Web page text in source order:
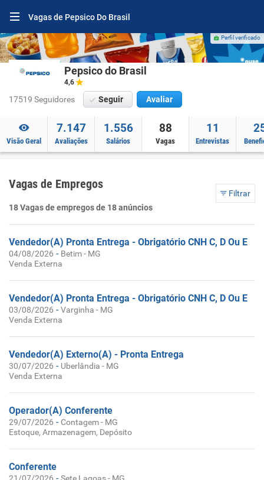
Vagas de Pepsico Do Brasil
Perfil verificado
Pepsico do Brasil
4,6
17519 Seguidores Seguir Avaliar
Visão Geral
7.147
Avaliações
1.556
Salários
88
Vagas
11
Entrevistas
Vagas de Empregos
Filtrar
18 Vagas de empregos de 18 anúncios
Vendedor(A) Pronta Entrega - Obrigatório CNH C, D Ou E
04/08/2026 - Betim - MG
Venda Externa
Vendedor(A) Pronta Entrega - Obrigatório CNH C, D Ou E
03/08/2026 -Varginha - MG
Venda Externa
Vendedor(A) Externo(A) - Pronta Entrega
30/07/2026 - Uberlândia - MG
Venda Externa
Operador(A) Conferente
29/07/2026 - Contagem - MG
Estoque, Armazenagem, Depósito
Conferente